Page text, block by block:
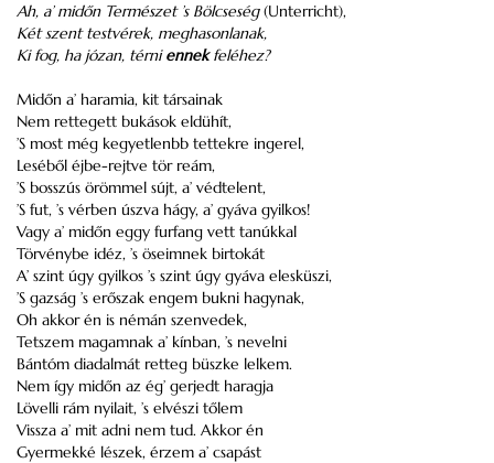
Ah, a’ midőn Természet ’s Bölcseség(Unterricht),
Két szent testvérek, meghasonlanak,
Ki fog, ha józan, térni ennekfeléhez?
Midőn a’ haramia, kit társainak
Nem rettegett bukások eldühít,
’S most még kegyetlenbb tettekre ingerel,
Leséből éjbe-rejtve tör reám,
’S bosszús örömmel sújt, a’ védtelent,
’S fut, ’s vérben úszva hágy, a’ gyáva gyilkos!
Vagy a’ midőn eggy furfang vett tanúkkal
Törvénybe idéz, ’s öseimnek birtokát
A’ szint úgy gyilkos ’s szint úgy gyáva elesküszi,
’S gazság ’s erőszak engem bukni hagynak,
Oh akkor én is némán szenvedek,
Tetszem magamnak a’ kínban, ’s nevelni
Bántóm diadalmát retteg büszke lelkem.
Nem így midőn az ég’ gerjedt haragja
Lövelli rám nyilait, ’s elvészi tőlem
Vissza a’ mit adni nem tud. Akkor én
Gyermekké lészek, érzem a’ csapást